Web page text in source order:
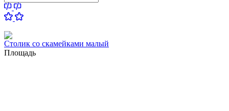
Столик со скамейками малый
Площадь